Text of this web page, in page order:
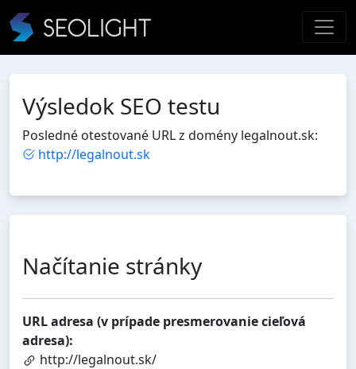
Výsledok SEO testu
Posledné otestované URL z domény legalnout.sk:
http://legalnout.sk
Načítanie stránky
URL adresa (v prípade presmerovanie cieľová
adresa):
http://legalnout.sk/